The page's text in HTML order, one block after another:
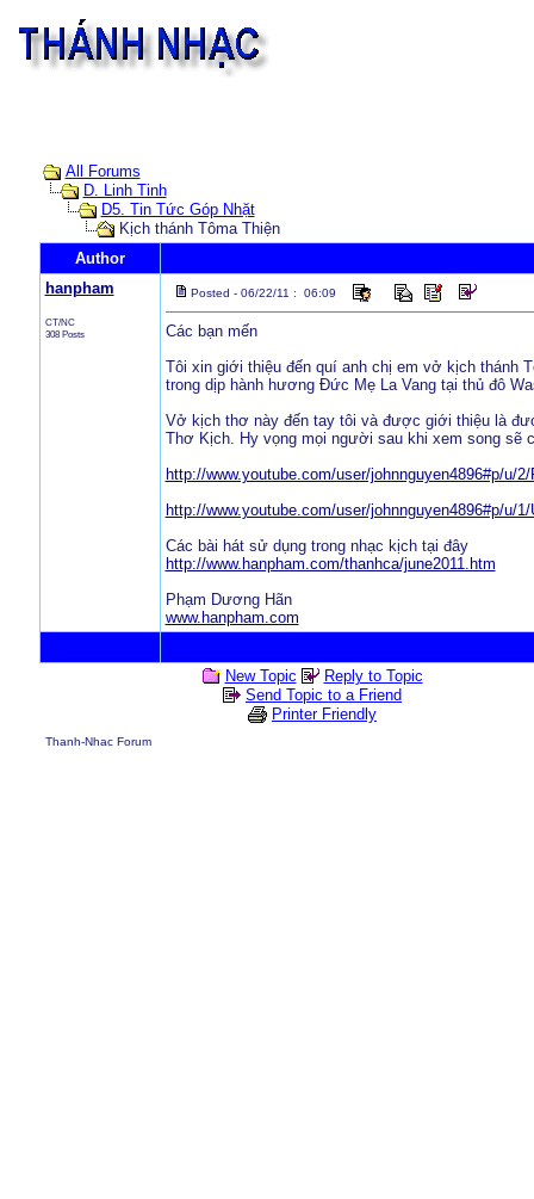
All Forums
D. Linh Tinh
D5. Tin Tức Góp Nhặt
Kịch thánh Tôma Thiện
Author
hanpham
CT/NC
308 Posts
Posted - 06/22/11 : 06:09
Các bạn mến
Tôi xin giới thiệu đến quí anh chị em vở kịch thánh
trong dịp hành hương Đức Mẹ La Vang tại thủ đô
Vở kịch thơ này đến tay tôi và được giới thiệu là
Thơ Kịch. Hy vọng mọi người sau khi xem song sẽ
http://www.youtube.com/user/johnnguyen4896#p/u/
http://www.youtube.com/user/johnnguyen4896#p/u/
Các bài hát sử dụng trong nhạc kịch tại đây
http://www.hanpham.com/thanhca/june2011.htm
Phạm Dương Hãn
www.hanpham.com
New Topic
Reply to Topic
Send Topic to a Friend
Printer Friendly
Thanh-Nhac Forum